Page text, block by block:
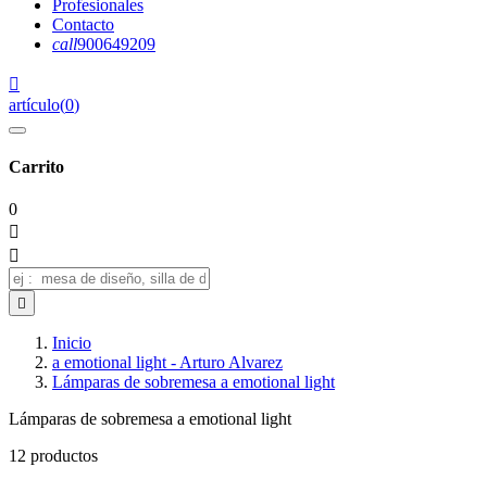
Profesionales
Contacto
call900649209

artículo(0)
Carrito
0



Inicio
a emotional light - Arturo Alvarez
Lámparas de sobremesa a emotional light
Lámparas de sobremesa a emotional light
12 productos